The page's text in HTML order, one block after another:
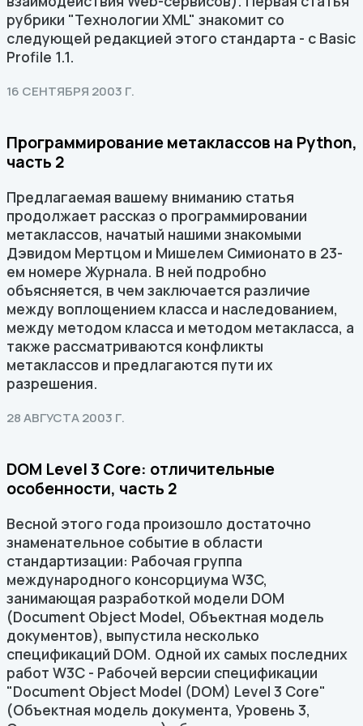
рубрики "Технологии XML" знакомит со
следующей редакцией этого стандарта - с Basic
Profile 1.1.
16 СЕНТЯБРЯ 2003 Г.
Программирование метаклассов на Python,
часть 2
Предлагаемая вашему вниманию статья
продолжает рассказ о программировании
метаклассов, начатый нашими знакомыми
Дэвидом Мертцом и Мишелем Симионато в 23-
ем номере Журнала. В ней подробно
объясняется, в чем заключается различие
между воплощением класса и наследованием,
между методом класса и методом метакласса, а
также рассматриваются конфликты
метаклассов и предлагаются пути их
разрешения.
28 АВГУСТА 2003 Г.
DOM Level 3 Core: отличительные
особенности, часть 2
Весной этого года произошло достаточно
знаменательное событие в области
стандартизации: Рабочая группа
международного консорциума W3C,
занимающая разработкой модели DOM
(Document Object Model, Объектная модель
документов), выпустила несколько
спецификаций DOM. Одной их самых последних
работ W3C - Рабочей версии спецификации
"Document Object Model (DOM) Level 3 Core"
(Объектная модель документа, Уровень 3,